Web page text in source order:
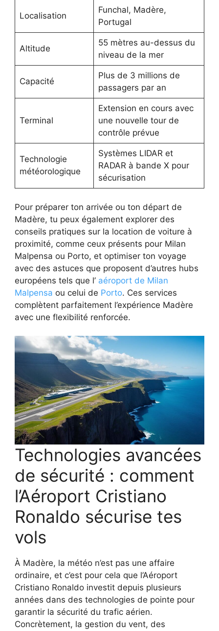
Localisation
Funchal, Madère,
Portugal
Altitude
55 mètres au-dessus du
niveau de la mer
Capacité
Plus de 3 millions de
passagers par an
Terminal
Extension en cours avec
une nouvelle tour de
contrôle prévue
Technologie
météorologique
Systèmes LIDAR et
RADAR à bande X pour
sécurisation
Pour préparer ton arrivée ou ton départ de
Madère, tu peux également explorer des
conseils pratiques sur la location de voiture à
proximité, comme ceux présents pour Milan
Malpensa ou Porto, et optimiser ton voyage
avec des astuces que proposent d’autres hubs
européens tels que l’ aéroport de Milan
Malpensa ou celui de Porto. Ces services
complètent parfaitement l’expérience Madère
avec une flexibilité renforcée.
Technologies avancées
de sécurité : comment
l’Aéroport Cristiano
Ronaldo sécurise tes
vols
À Madère, la météo n’est pas une affaire
ordinaire, et c’est pour cela que l’Aéroport
Cristiano Ronaldo investit depuis plusieurs
années dans des technologies de pointe pour
garantir la sécurité du trafic aérien.
Concrètement, la gestion du vent, des